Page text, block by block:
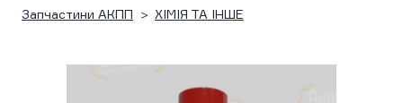
Запчастини АКПП ХІМІЯ ТА ІНШЕ